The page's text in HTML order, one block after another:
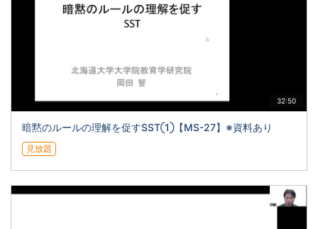
32:50
暗黙のルールの理解を促すSST①【MS-27】※資料あり
見放題